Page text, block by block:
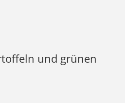
und grünen